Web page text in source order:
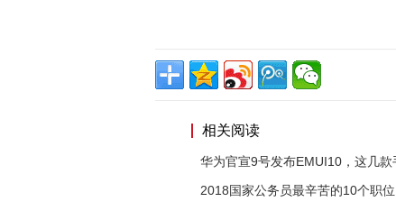
相关阅读
华为官宣9号发布EMUI10，这几款
2018国家公务员最辛苦的10个职